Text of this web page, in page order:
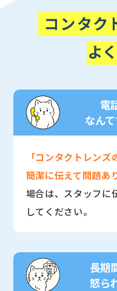
電
なん
「コンタクトレン
簡潔に伝えて問題あ
場合は、スタッフに
してください。
長期
怒ら